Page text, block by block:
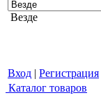
Везде
Вход | Регистрация
Каталог товаров